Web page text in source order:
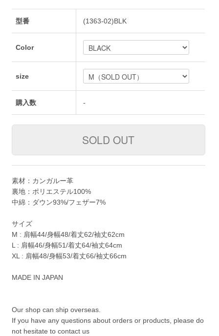
型番 (1363-02)BLK
Color
size
購入数 -
素材：カンガルー革
裏地：ポリエステル100%
中綿：ダウン93%/フェザー7%
サイズ
M : 肩幅44/身幅48/着丈62/袖丈62cm
L : 肩幅46/身幅51/着丈64/袖丈64cm
XL : 肩幅48/身幅53/着丈66/袖丈66cm
MADE IN JAPAN
Our shop can ship overseas.
If you have any questions about orders or products, please do
not hesitate to contact us